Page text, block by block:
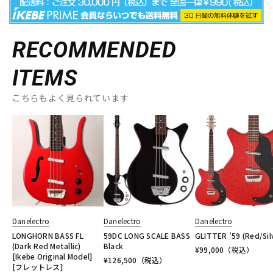
RECOMMENDED
ITEMS
こちらもよく見られています
Danelectro
LONGHORN BASS FL
(Dark Red Metallic)
[Ikebe Original Model]
[フレットレス]
Danelectro
59DC LONG SCALE BASS
Black
¥126,500 （税込）
Danelectro
GLITTER ’59 (Red/
¥99,000 （税込）